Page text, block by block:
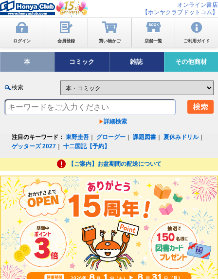
オンライン書店
【ホンヤクラブドットコム】
ログイン 会員登録 買い物かご 店舗一覧 ご利用ガイド
本 コミック 雑誌 その他商材
検索
詳細検索
注目のキーワード： 東野圭吾 グローグー ｜課題図書 ｜夏休みドリル｜
ゲッターズ 2027 ｜十二国記【予約】
【ご案内】お盆期間の配送について